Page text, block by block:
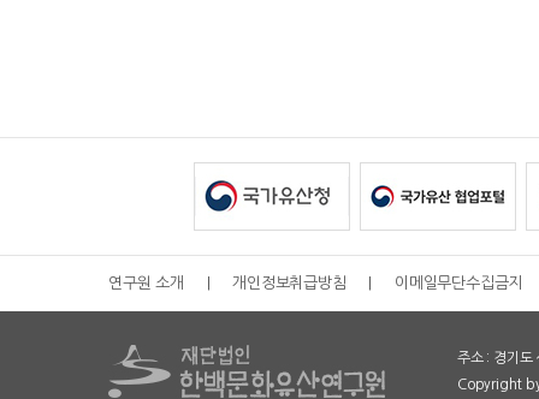
연구원 소개 개인정보취급방침 이메일무단수집금지
주소 : 경기
Copyright